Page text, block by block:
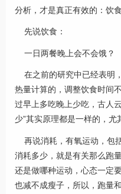
分析，才是真正有效的：饮食
先说饮食：
一日两餐晚上会不会饿？
在之前的研究中已经表明
热量计算的，调整饮食时间
过早上多吃晚上少吃，古人
少”其实原理都是一样的，尤
再说消耗，有氧运动，包
消耗多少，就是有关那么跑
还是做哪种运动，心态一定
也减不成瘦子，所以，跑量